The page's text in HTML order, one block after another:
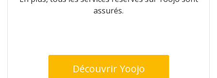
assurés.
Découvrir Yoojo